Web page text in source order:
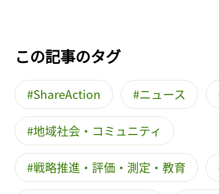
この記事のタグ
ShareAction ニュース
地域社会・コミュニティ
戦略推進・評価・測定・教育